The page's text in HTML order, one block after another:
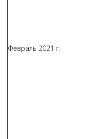
Февраль 2021 г.